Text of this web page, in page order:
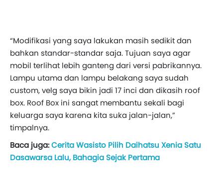
“Modifikasi yang saya lakukan masih sedikit dan
bahkan standar-standar saja. Tujuan saya agar
mobil terlihat lebih ganteng dari versi pabrikannya.
Lampu utama dan lampu belakang saya sudah
custom, velg saya bikin jadi 17 inci dan dikasih roof
box. Roof Box ini sangat membantu sekali bagi
keluarga saya karena kita suka jalan-jalan,”
timpalnya.
Baca juga:Cerita Wasisto Pilih Daihatsu Xenia Satu
Dasawarsa Lalu, Bahagia Sejak Pertama